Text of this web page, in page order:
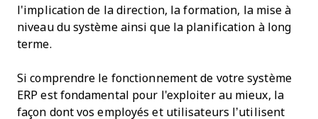
l'implication de la direction, la formation, la mise à
niveau du système ainsi que la planification à long
terme.
Si comprendre le fonctionnement de votre système
ERP est fondamental pour l'exploiter au mieux, la
façon dont vos employés et utilisateurs l’utilisent